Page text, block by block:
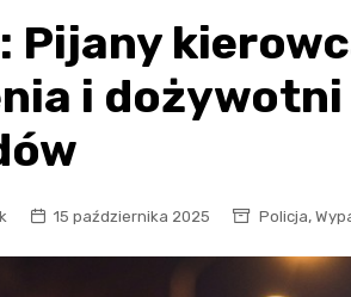
Blog
Pijany
i
15 października 2025 Policja,